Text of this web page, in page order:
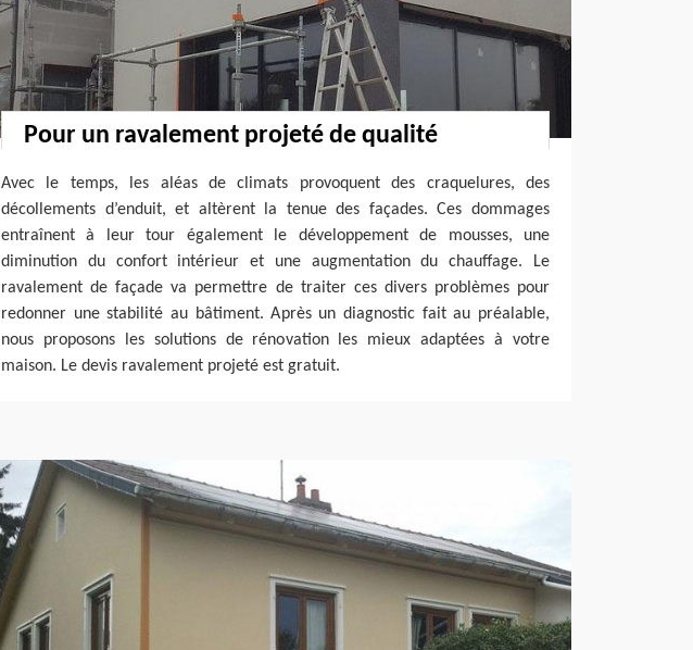
Pour un ravalement projeté de qualité
Avec le temps, les aléas de climats provoquent des craquelures, des
décollements d’enduit, et altèrent la tenue des façades. Ces dommages
entraînent à leur tour également le développement de mousses, une
diminution du confort intérieur et une augmentation du chauffage. Le
ravalement de façade va permettre de traiter ces divers problèmes pour
redonner une stabilité au bâtiment. Après un diagnostic fait au préalable,
nous proposons les solutions de rénovation les mieux adaptées à votre
maison. Le devis ravalement projeté est gratuit.